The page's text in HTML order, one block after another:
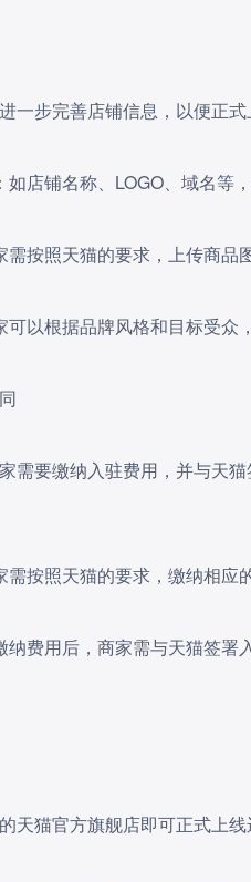
一步完善店铺信息，以便正式
店铺名称、LOGO、域名等
按照天猫的要求，上传商品
以根据品牌风格和目标受众
需要缴纳入驻费用，并与天
按照天猫的要求，缴纳相应
纳费用后，商家需与天猫签
天猫官方旗舰店即可正式上